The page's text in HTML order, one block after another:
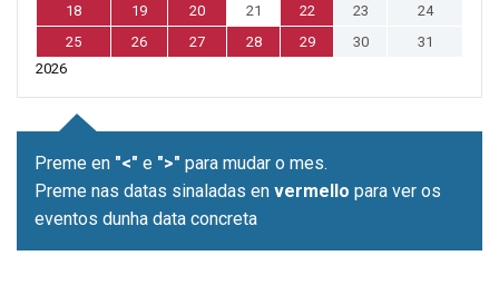
18
19 20 21 22 23
24
25
26 27 28 29 30
31
2026
Preme en "<" e ">" para mudar o mes.
Preme nas datas sinaladas en vermello para ver os
eventos dunha data concreta